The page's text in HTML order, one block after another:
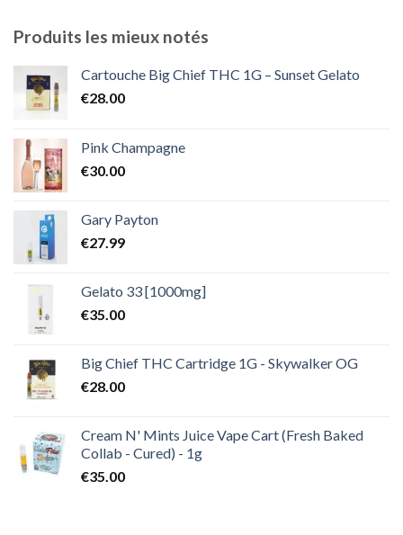
€2,000.00
Produits les mieux notés
Cartouche Big Chief THC 1G – Sunset Gelato
€28.00
Pink Champagne
€30.00
Gary Payton
€27.99
Gelato 33 [1000mg]
€35.00
Big Chief THC Cartridge 1G - Skywalker OG
€28.00
Cream N' Mints Juice Vape Cart (Fresh Baked
Collab - Cured) - 1g
€35.00